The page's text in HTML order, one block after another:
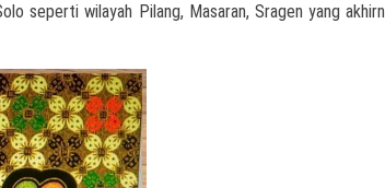
seperti wilayah Pilang, Masaran, Sragen yang